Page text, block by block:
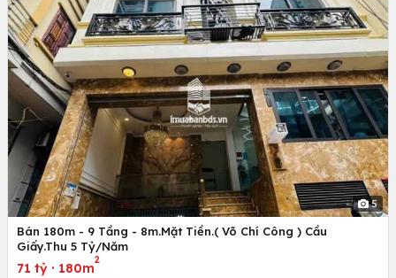
5
Bán 180m - 9 Tầng - 8m.Mặt Tiền.( Võ Chí Công ) Cầu
Giấy.Thu 5 Tỷ/Năm
71 tỷ · 180m
2